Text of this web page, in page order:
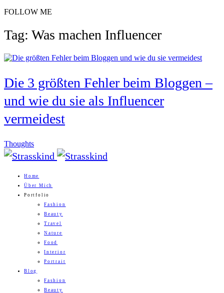
FOLLOW ME
Tag: Was machen Influencer
Die 3 größten Fehler beim Bloggen –
und wie du sie als Influencer
vermeidest
Thoughts
Home
Über Mich
Portfolio
Fashion
Beauty
Travel
Nature
Food
Interior
Portrait
Blog
Fashion
Beauty